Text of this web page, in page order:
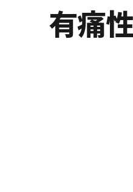
有痛